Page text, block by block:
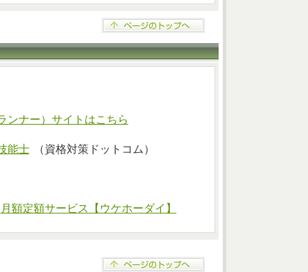
ンナー）サイトはこちら
能士 （資格対策ドットコム）
月額定額サービス【ウケホーダイ】